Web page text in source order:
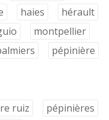
haies
hérault
montpellier
pépinière
ruiz
pépinières